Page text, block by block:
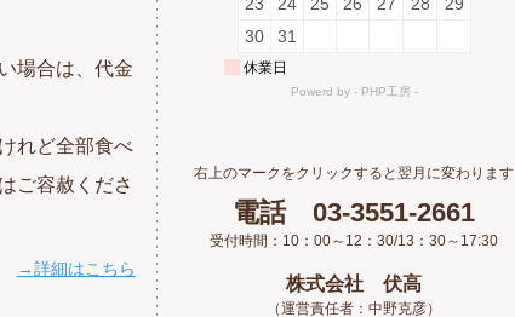
場合は、代金
れど全部食べ
ご容赦くださ
→詳細はこちら
右上のマークをクリックすると翌月に変わります
電話 03-3551-2661
受付時間：10：00～12：30/13：30～17:30
株式会社 伏高
（運営責任者：中野克彦）